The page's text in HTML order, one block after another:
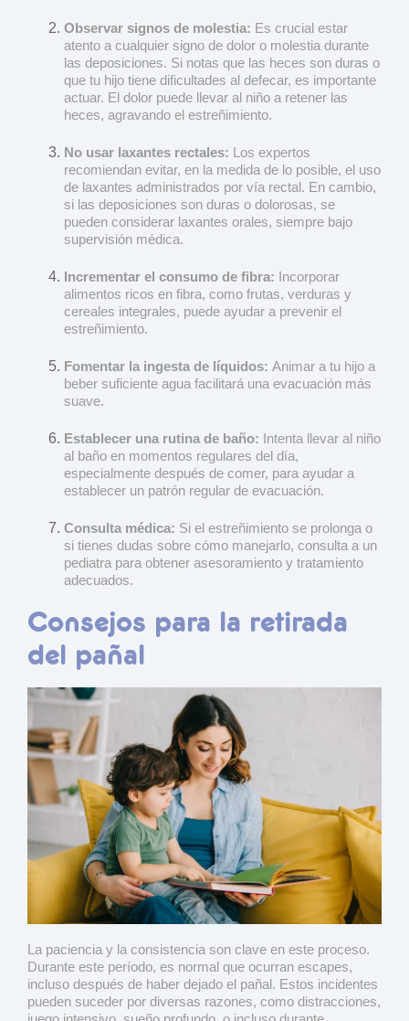
Observar signos de molestia: Es crucial estar
atento a cualquier signo de dolor o molestia durante
las deposiciones. Si notas que las heces son duras o
que tu hijo tiene dificultades al defecar, es importante
actuar. El dolor puede llevar al niño a retener las
heces, agravando el estreñimiento.
No usar laxantes rectales: Los expertos
recomiendan evitar, en la medida de lo posible, el uso
de laxantes administrados por vía rectal. En cambio,
si las deposiciones son duras o dolorosas, se
pueden considerar laxantes orales, siempre bajo
supervisión médica.
Incrementar el consumo de fibra: Incorporar
alimentos ricos en fibra, como frutas, verduras y
cereales integrales, puede ayudar a prevenir el
estreñimiento.
Fomentar la ingesta de líquidos: Animar a tu hijo a
beber suficiente agua facilitará una evacuación más
suave.
Establecer una rutina de baño: Intenta llevar al niño
al baño en momentos regulares del día,
especialmente después de comer, para ayudar a
establecer un patrón regular de evacuación.
Consulta médica: Si el estreñimiento se prolonga o
si tienes dudas sobre cómo manejarlo, consulta a un
pediatra para obtener asesoramiento y tratamiento
adecuados.
Consejos para la retirada
del pañal
La paciencia y la consistencia son clave en este proceso.
Durante este período, es normal que ocurran escapes,
incluso después de haber dejado el pañal. Estos incidentes
pueden suceder por diversas razones, como distracciones,